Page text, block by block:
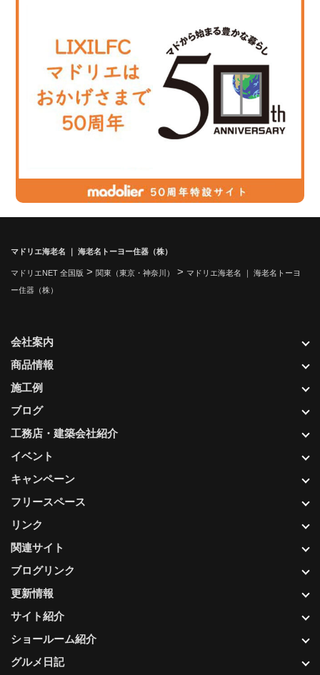
マドリエ海老名 ｜ 海老名トーヨー住器（株）
マドリエNET 全国版 > 関東（東京・神奈川） > マドリエ海老名 ｜ 海老名トーヨ
ー住器（株）
更新情報
サイト紹介
ショールーム紹介
グルメ日記
会社案内
商品情報
施工例
ブログ
工務店・建築会社紹介
イベント
キャンペーン
フリースペース
リンク
関連サイト
ブログリンク